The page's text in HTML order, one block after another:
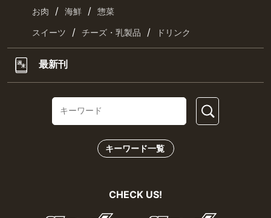
お肉 / 海鮮 / 惣菜
スイーツ / チーズ・乳製品 / ドリンク
最新刊
キーワード一覧
CHECK US!